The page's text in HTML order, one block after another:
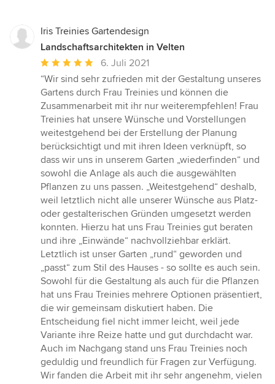
Iris Treinies Gartendesign
Landschaftsarchitekten in Velten
Durchschnittliche
Bewertung:
5
von
5
Sternen
6. Juli 2021
“Wir sind sehr zufrieden mit der Gestaltung unseres
Gartens durch Frau Treinies und können die
Zusammenarbeit mit ihr nur weiterempfehlen! Frau
Treinies hat unsere Wünsche und Vorstellungen
weitestgehend bei der Erstellung der Planung
berücksichtigt und mit ihren Ideen verknüpft, so
dass wir uns in unserem Garten „wiederfinden“ und
sowohl die Anlage als auch die ausgewählten
Pflanzen zu uns passen. „Weitestgehend“ deshalb,
weil letztlich nicht alle unserer Wünsche aus Platz-
oder gestalterischen Gründen umgesetzt werden
konnten. Hierzu hat uns Frau Treinies gut beraten
und ihre „Einwände“ nachvollziehbar erklärt.
Letztlich ist unser Garten „rund“ geworden und
„passt“ zum Stil des Hauses - so sollte es auch sein.
Sowohl für die Gestaltung als auch für die Pflanzen
hat uns Frau Treinies mehrere Optionen präsentiert,
die wir gemeinsam diskutiert haben. Die
Entscheidung fiel nicht immer leicht, weil jede
Variante ihre Reize hatte und gut durchdacht war.
Auch im Nachgang stand uns Frau Treinies noch
geduldig und freundlich für Fragen zur Verfügung.
Wir fanden die Arbeit mit ihr sehr angenehm, vielen